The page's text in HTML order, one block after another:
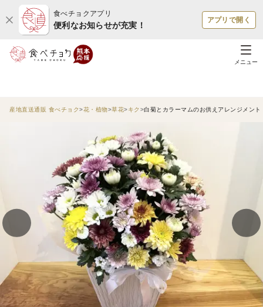
食べチョクアプリ
便利なお知らせが充実！
アプリで開く
メニュー
産地直送通販 食べチョク 花・植物 草花 キク 白菊とカラーマムのお供えアレンジメント